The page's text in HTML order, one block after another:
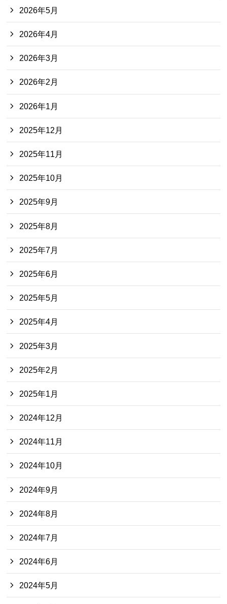
2026年5月
2026年4月
2026年3月
2026年2月
2026年1月
2025年12月
2025年11月
2025年10月
2025年9月
2025年8月
2025年7月
2025年6月
2025年5月
2025年4月
2025年3月
2025年2月
2025年1月
2024年12月
2024年11月
2024年10月
2024年9月
2024年8月
2024年7月
2024年6月
2024年5月